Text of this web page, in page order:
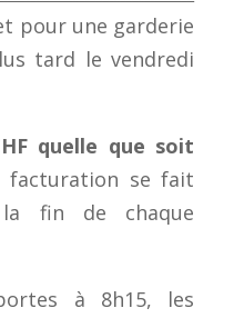
pour une garderie
tard le vendredi
quelle que soit
facturation se fait
fin de chaque
à 8h15, les